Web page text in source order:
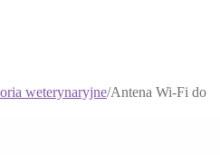
weterynaryjne/Antena Wi-Fi do